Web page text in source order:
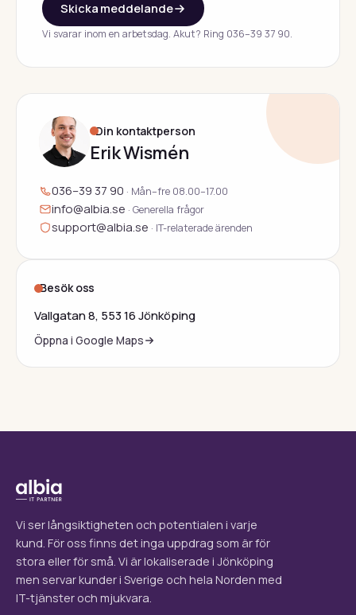
Skicka meddelande
Vi svarar inom en arbetsdag. Akut? Ring 036–39 37 90.
Din kontaktperson
Erik Wismén
036–39 37 90 · Mån–fre 08.00–17.00
info@albia.se · Generella frågor
support@albia.se · IT-relaterade ärenden
Besök oss
Vallgatan 8, 553 16 Jönköping
Öppna i Google Maps
Vi ser långsiktigheten och potentialen i varje
kund. För oss finns det inga uppdrag som är för
stora eller för små. Vi är lokaliserade i Jönköping
men servar kunder i Sverige och hela Norden med
IT-tjänster och mjukvara.